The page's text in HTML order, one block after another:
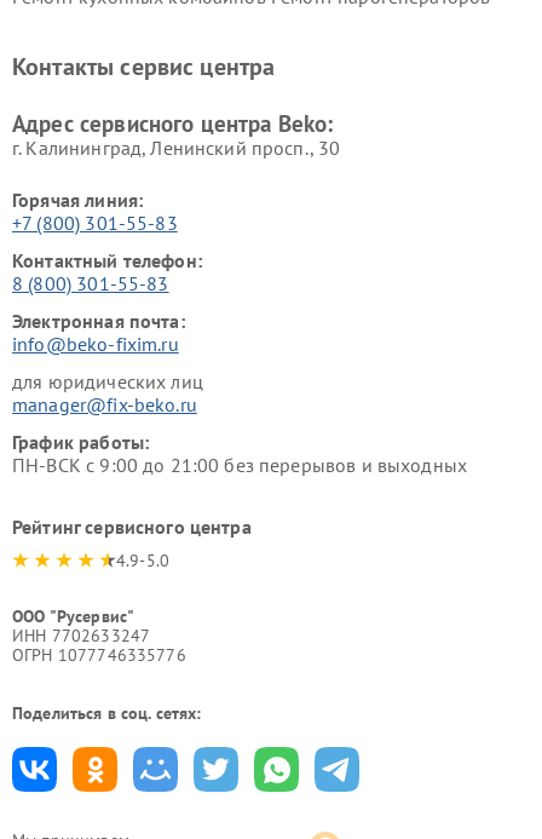
Ремонт холодильников Beko Ремонт морозильных камер
Контакты сервис центра
Адрес сервисного центра Beko:
г. Калининград, Ленинский просп., 30
Горячая линия:
+7 (800) 301-55-83
Контактный телефон:
8 (800) 301-55-83
Электронная почта:
info@beko-fixim.ru
для юридических лиц
manager@fix-beko.ru
График работы:
ПН-ВСК с 9:00 до 21:00 без перерывов и выходных
Рейтинг сервисного центра
4.9-5.0
ООО "Русервис"
ИНН 7702633247
ОГРН 1077746335776
Поделиться в соц. сетях: